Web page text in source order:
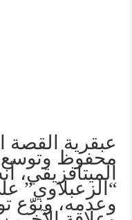
عبقرية
محفوظ وتوسع
الميتافزيقي،
“الزعبلاوي”
وعدمه، ونوّع